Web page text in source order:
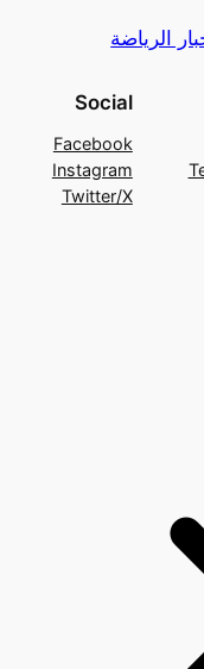
Social
Facebook
Instagram
Twitter/X